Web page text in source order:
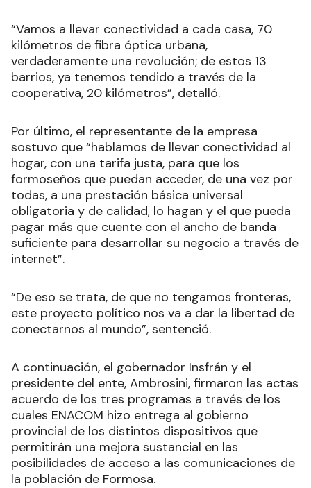
“Vamos a llevar conectividad a cada casa, 70
kilómetros de fibra óptica urbana,
verdaderamente una revolución; de estos 13
barrios, ya tenemos tendido a través de la
cooperativa, 20 kilómetros”, detalló.
Por último, el representante de la empresa
sostuvo que “hablamos de llevar conectividad al
hogar, con una tarifa justa, para que los
formoseños que puedan acceder, de una vez por
todas, a una prestación básica universal
obligatoria y de calidad, lo hagan y el que pueda
pagar más que cuente con el ancho de banda
suficiente para desarrollar su negocio a través de
internet”.
“De eso se trata, de que no tengamos fronteras,
este proyecto político nos va a dar la libertad de
conectarnos al mundo”, sentenció.
A continuación, el gobernador Insfrán y el
presidente del ente, Ambrosini, firmaron las actas
acuerdo de los tres programas a través de los
cuales ENACOM hizo entrega al gobierno
provincial de los distintos dispositivos que
permitirán una mejora sustancial en las
posibilidades de acceso a las comunicaciones de
la población de Formosa.